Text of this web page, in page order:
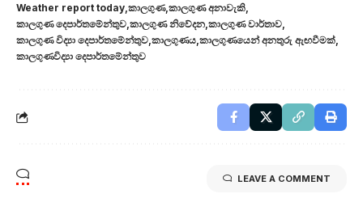
Weather report today කාලගුණ කාලගුණ අනාවැකි
කාලගුණ දෙපාර්තමේන්තුව කාලගුණ නිවේදන කාලගුණ වාර්තාව
කාලගුණ විද්‍යා දෙපාර්තමේන්තුව කාලගුණය කාලගුණයෙන් අනතුරු ඇඟවීමක්
කාලගුණවිද්‍යා දෙපාර්තමේන්තුව
LEAVE A COMMENT